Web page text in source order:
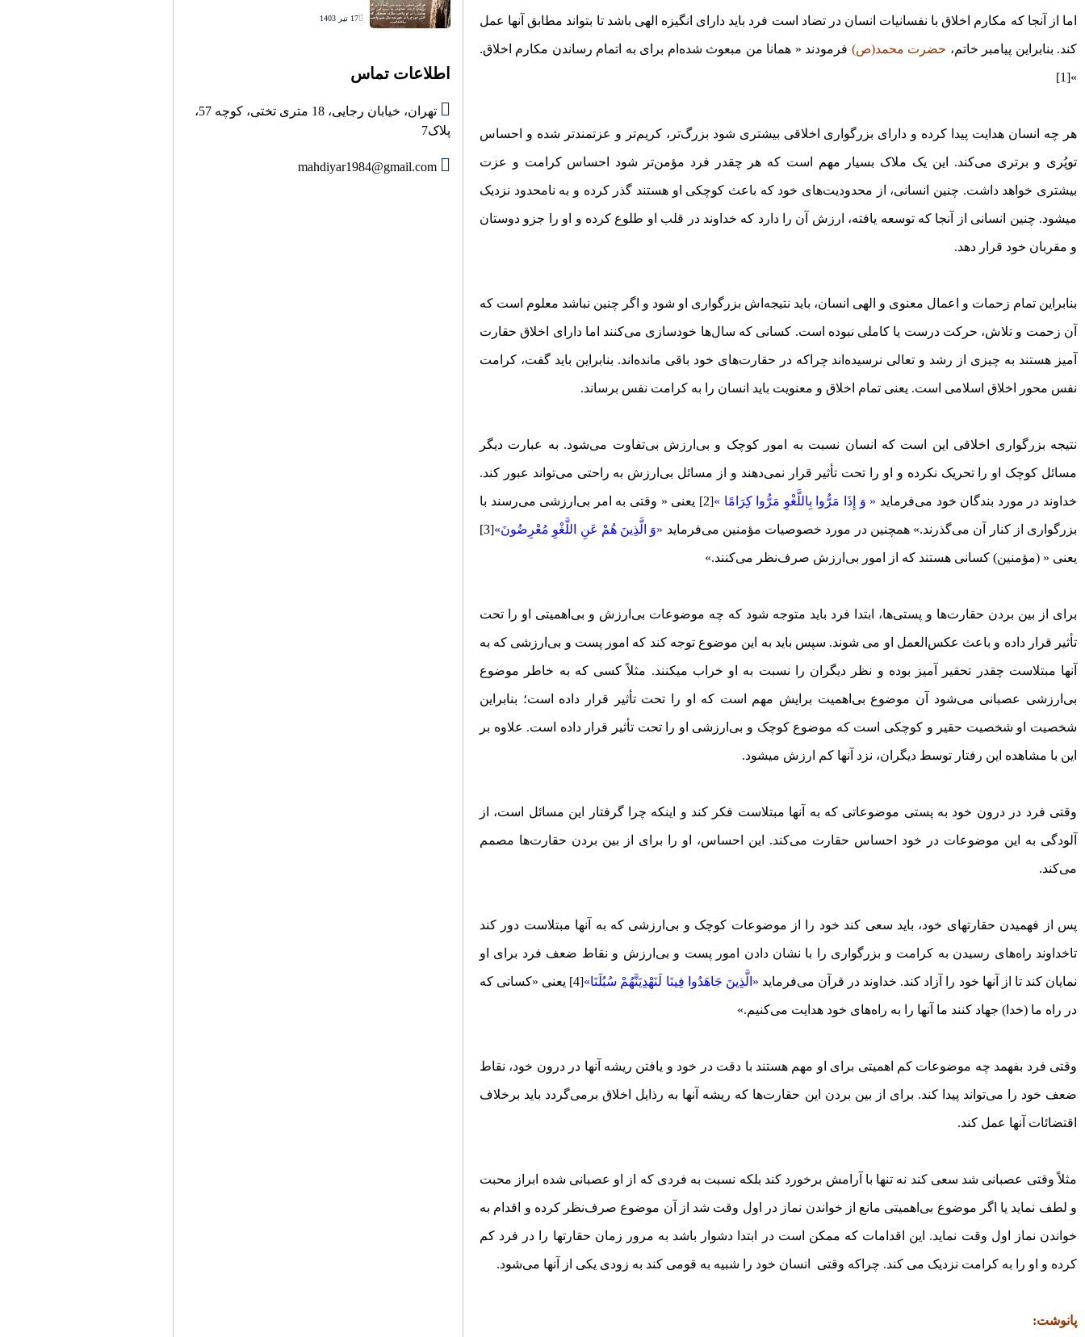
اما از آنجا که مکارم اخلاق با نفسانیات انسان در تضاد است فرد باید دارای انگیزه الهی باشد تا بتواند مطابق آنها عمل
کند. بنابراین پیامبر خاتم، حضرت محمد(ص) فرمودند « همانا من مبعوث شده‌ام برای به اتمام رساندن مکارم اخلاق.
»[1]
هر چه انسان هدایت پیدا کرده و دارای بزرگواری اخلاقی بیشتری شود بزرگ‌تر، کریم‌تر و عزتمند‌تر شده و احساس
توپُری و برتری می‌کند. این یک ملاک بسیار مهم است که هر چقدر فرد مؤمن‌تر شود احساس کرامت و عزت
بیشتری خواهد داشت. چنین انسانی، از محدودیت‌های خود که باعث کوچکی او هستند گذر کرده و به نامحدود نزدیک
می­شود. چنین انسانی از آنجا که توسعه یافته، ارزش آن را دارد که خداوند در قلب او طلوع کرده و او را جزو دوستان
و مقربان خود قرار دهد.
بنابراین تمام زحمات و اعمال معنوی و الهی انسان، باید نتیجه‌اش بزرگواری او شود و اگر چنین نباشد معلوم است که
آن زحمت و تلاش، حرکت درست یا کاملی نبوده است. کسانی که سال‌ها خودسازی می‌کنند اما دارای اخلاق حقارت
آمیز هستند به چیزی از رشد و تعالی نرسیده‌اند چراکه در حقارت‌های خود باقی مانده‌اند. بنابراین باید گفت، کرامت
نفس محور اخلاق اسلامی است. یعنی تمام اخلاق و معنویت باید انسان را به کرامت نفس برساند.
نتیجه بزرگواری اخلاقی این است که انسان نسبت به امور کوچک و بی‌ارزش بی‌تفاوت می‌شود. به عبارت دیگر
مسائل کوچک او را تحریک نکرده و او را تحت تأثیر قرار نمی‌دهند و از مسائل بی‌ارزش به راحتی می‌تواند عبور کند.
خداوند در مورد بندگان خود می‌فرماید « وَ إِذَا مَرُّوا بِاللَّغْوِ مَرُّوا کِرَامًا » [2] یعنی « وقتی به امر بی‌ارزشی می‌رسند با
بزرگواری از کنار آن می‌گذرند.» همچنین در مورد خصوصیات مؤمنین می‌فرماید «وَ الَّذِینَ هُمْ عَنِ اللَّغْوِ مُعْرِضُونَ» [3]
یعنی « (مؤمنین) کسانی هستند که از امور بی‌ارزش صرف‌نظر می‌کنند.»
برای از بین بردن حقارت‌ها و پستی‌ها، ابتدا فرد باید متوجه شود که چه موضوعات بی‌ارزش و بی‌اهمیتی او را تحت
تأثیر قرار داده و باعث عکس‌العمل او می شوند. سپس باید به این موضوع توجه کند که امور پست و بی‌ارزشی که به
آنها مبتلاست چقدر تحقیر آمیز بوده و نظر دیگران را نسبت به او خراب می­کنند. مثلاً کسی که به خاطر موضوع
بی‌ارزشی عصبانی می‌شود آن موضوع بی‌اهمیت برایش مهم است که او را تحت تأثیر قرار داده است؛ بنابراین
شخصیت او شخصیت حقیر و کوچکی است که موضوع کوچک و بی‌ارزشی او را تحت تأثیر قرار داده است. علاوه بر
این با مشاهده این رفتار توسط دیگران، نزد آنها کم ارزش می­شود.
وقتی فرد در درون خود به پستی موضوعاتی که به آنها مبتلاست فکر کند و اینکه چرا گرفتار این مسائل است، از
آلودگی به این موضوعات در خود احساس حقارت می‌کند. این احساس، او را برای از بین بردن حقارت‌ها مصمم
می‌کند.
پس از فهمیدن حقارت­های خود، باید سعی کند خود را از موضوعات کوچک و بی‌ارزشی که به آنها مبتلاست دور کند
تاخداوند راه‌های رسیدن به ­کرامت و بزرگواری را با نشان دادن امور پست و بی‌ارزش و نقاط ضعف فرد برای او
نمایان کند تا از آنها خود را آزاد کند. خداوند در قرآن می‌فرماید «الَّذِینَ جَاهَدُوا فِینَا لَنَهْدِیَنَّهُمْ سُبُلَنَا» [4] یعنی «کسانی که
در راه ما (خدا) جهاد کنند ما آنها را به راه‌های خود هدایت می‌کنیم.»
وقتی فرد بفهمد چه موضوعات کم اهمیتی برای او مهم هستند با دقت در خود و یافتن ریشه آنها در درون خود، نقاط
ضعف خود را می‌تواند پیدا کند. برای از بین بردن این حقارت‌ها که ریشه آنها به رذایل اخلاق برمی‌گردد باید برخلاف
اقتضائات آنها عمل کند.
مثلاً وقتی عصبانی شد سعی کند نه ‌تنها با آرامش برخورد کند بلکه نسبت به فردی که از او عصبانی شده ابراز محبت
و لطف نماید یا اگر موضوع بی‌اهمیتی مانع از خواندن نماز در اول وقت شد از آن موضوع صرف‌نظر کرده و اقدام به
خواندن نماز اول وقت نماید. این اقدامات که ممکن است در ابتدا دشوار باشد به مرور زمان حقارتها را در فرد کم
کرده و او را به کرامت نزدیک می کند. چراکه وقتی انسان خود را شبیه به قومی کند به زودی یکی از آنها می‌شود.
پانوشت:
17 تیر 1403
اطلاعات تماس
تهران، خیابان رجایی، 18 متری تختی، کوچه 57،
پلاک7
mahdiyar1984@gmail.com